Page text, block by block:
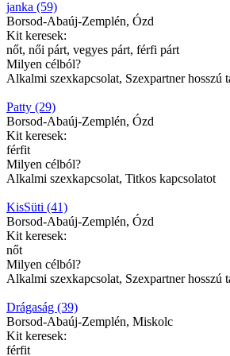
janka (59)
Borsod-Abaúj-Zemplén, Ózd
Kit keresek:
nőt, női párt, vegyes párt, férfi párt
Milyen célból?
Alkalmi szexkapcsolat, Szexpartner hosszú
Patty (29)
Borsod-Abaúj-Zemplén, Ózd
Kit keresek:
férfit
Milyen célból?
Alkalmi szexkapcsolat, Titkos kapcsolatot
KisSüti (41)
Borsod-Abaúj-Zemplén, Ózd
Kit keresek:
nőt
Milyen célból?
Alkalmi szexkapcsolat, Szexpartner hosszú
Drágaság (39)
Borsod-Abaúj-Zemplén, Miskolc
Kit keresek:
férfit